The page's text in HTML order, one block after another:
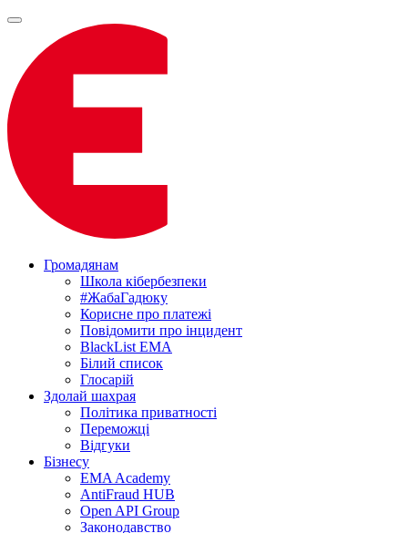
Громадянам
Школа кібербезпеки
#ЖабаГадюку
Корисне про платежі
Повідомити про інцидент
BlackList EMA
Білий список
Глосарій
Здолай шахрая
Політика приватності
Переможцi
Відгуки
Бізнесу
EMA Academy
AntiFraud HUB
Open API Group
Законодавство